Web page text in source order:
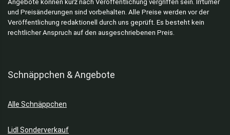
Angebote können kurz nach Veröffentlichung vergriffen sein. Irrtümer
und Preisänderungen sind vorbehalten. Alle Preise werden vor der
Veröffentlichung redaktionell durch uns geprüft. Es besteht kein
rechtlicher Anspruch auf den ausgeschriebenen Preis.
Schnäppchen & Angebote
Alle Schnäppchen
Lidl Sonderverkauf